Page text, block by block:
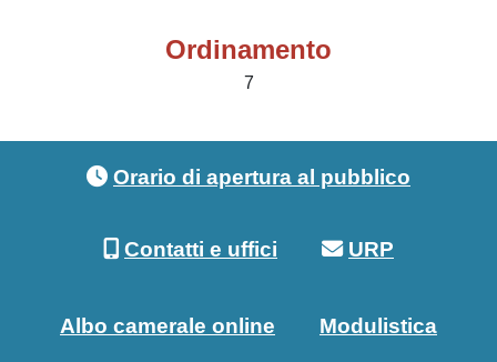
Ordinamento
7
Orario di apertura al pubblico
Contatti e uffici URP
Albo camerale online Modulistica